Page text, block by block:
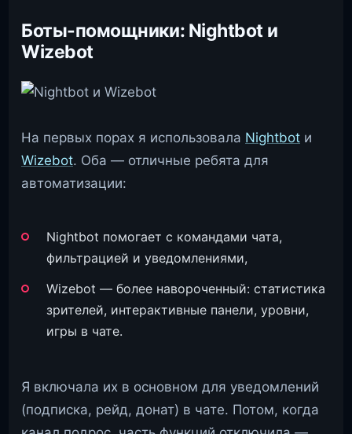
Боты-помощники: Nightbot и
Wizebot
На первых порах я использовала Nightbot и
Wizebot. Оба — отличные ребята для
автоматизации:
Nightbot помогает с командами чата,
фильтрацией и уведомлениями,
Wizebot — более навороченный: статистика
зрителей, интерактивные панели, уровни,
игры в чате.
Я включала их в основном для уведомлений
(подписка, рейд, донат) в чате. Потом, когда